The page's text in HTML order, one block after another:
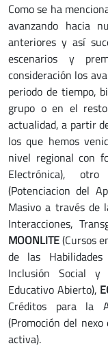
Como se ha
avanzando hacia
anteriores y así
escenarios y
consideración los
periodo de tiempo,
grupo o en el
actualidad, a partir
los que hemos
nivel regional con
Electrónica),
(Potenciacion del
Masivo a través de
Interacciones,
MOONLITE(Cursos
de las
Inclusión Social y
Educativo Abierto),
Créditos para la
(Promoción del
activa).